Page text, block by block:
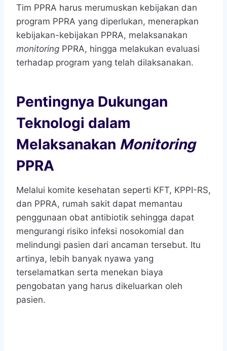
Tim PPRA harus merumuskan kebijakan dan
program PPRA yang diperlukan, menerapkan
kebijakan-kebijakan PPRA, melaksanakan
monitoring PPRA, hingga melakukan evaluasi
terhadap program yang telah dilaksanakan.
Pentingnya Dukungan
Teknologi dalam
Melaksanakan Monitoring
PPRA
Melalui komite kesehatan seperti KFT, KPPI-RS,
dan PPRA, rumah sakit dapat memantau
penggunaan obat antibiotik sehingga dapat
mengurangi risiko infeksi nosokomial dan
melindungi pasien dari ancaman tersebut. Itu
artinya, lebih banyak nyawa yang
terselamatkan serta menekan biaya
pengobatan yang harus dikeluarkan oleh
pasien.